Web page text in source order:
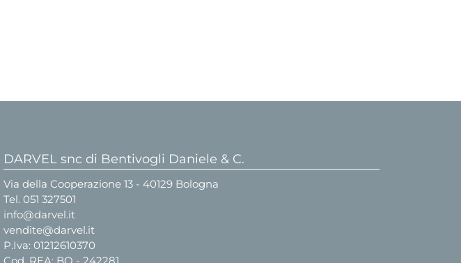
DARVEL snc di Bentivogli Daniele & C.
Via della Cooperazione 13 - 40129 Bologna
Tel. 051 327501
info@darvel.it
vendite@darvel.it
P.Iva: 01212610370
Cod. REA: BO - 242281